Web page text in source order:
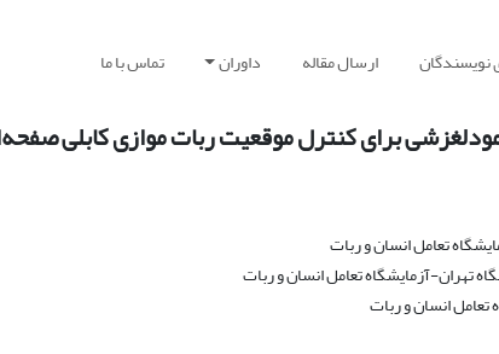
نویسندگان ارسال مقاله داوران تماس با ما
تعامل انسان و ربات
تهران-آزمایشگاه تعامل انسان و ربات
انسان و ربات